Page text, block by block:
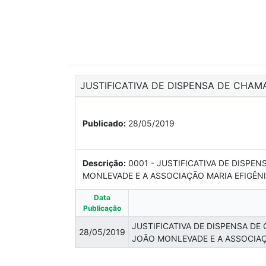
JUSTIFICATIVA DE DISPENSA DE
Publicado: 28/05/2019
Descrição: 0001 - JUSTIFICATIVA DE
MONLEVADE E A ASSOCIAÇÃO MARIA
Data
Publicação
28/05/2019
JUSTIFICATIVA DE DISPENSA DE
JOÃO MONLEVADE E A